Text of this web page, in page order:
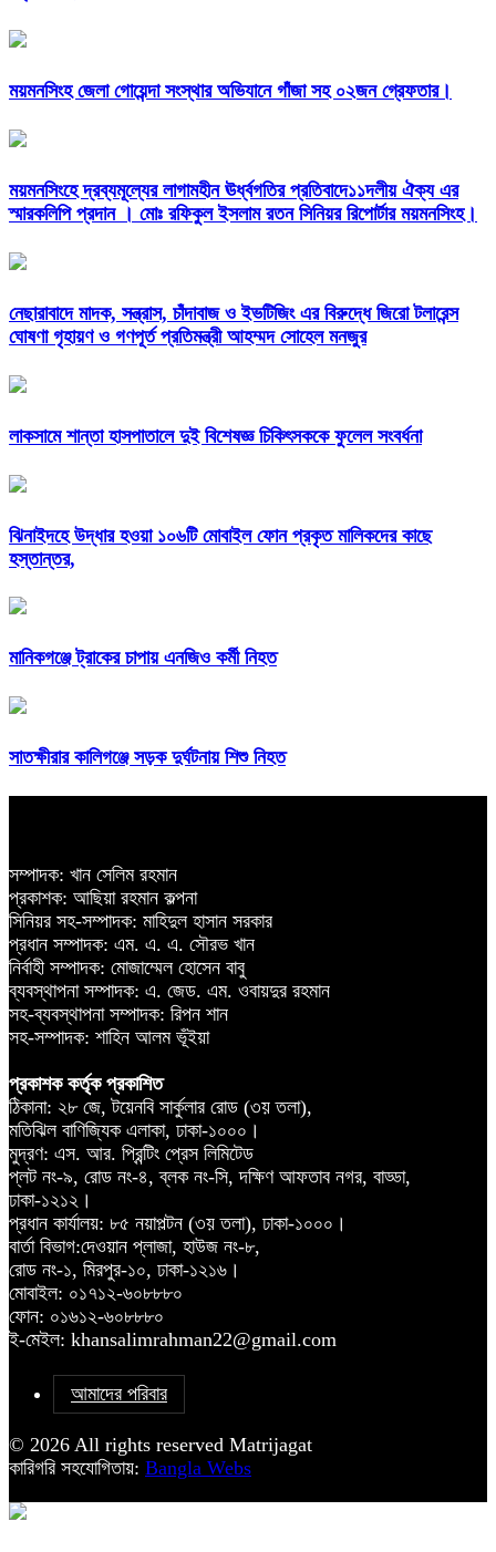
ময়মনসিংহ জেলা গোয়েন্দা সংস্থার অভিযানে গাঁজা সহ ০২জন গ্রেফতার।
ময়মনসিংহে দ্রব্যমূল্যের লাগামহীন ঊর্ধ্বগতির প্রতিবাদে১১দলীয় ঐক্য এর
স্মারকলিপি প্রদান । মোঃ রফিকুল ইসলাম রতন সিনিয়র রিপোর্টার ময়মনসিংহ।
নেছারাবাদে মাদক, সন্ত্রাস, চাঁদাবাজ ও ইভটিজিং এর বিরুদ্ধে জিরো টলারেন্স
ঘোষণা গৃহায়ণ ও গণপূর্ত প্রতিমন্ত্রী আহম্মদ সোহেল মনজুর
লাকসামে শান্তা হাসপাতালে দুই বিশেষজ্ঞ চিকিৎসককে ফুলেল সংবর্ধনা
ঝিনাইদহে উদ্ধার হওয়া ১০৬টি মোবাইল ফোন প্রকৃত মালিকদের কাছে
হস্তান্তর,
মানিকগঞ্জে ট্রাকের চাপায় এনজিও কর্মী নিহত
সাতক্ষীরার কালিগঞ্জে সড়ক দুর্ঘটনায় শিশু নিহত
সম্পাদক: খান সেলিম রহমান
প্রকাশক: আছিয়া রহমান কল্পনা
সিনিয়র সহ-সম্পাদক: মাহিদুল হাসান সরকার
প্রধান সম্পাদক: এম. এ. এ. সৌরভ খান
নির্বাহী সম্পাদক: মোজাম্মেল হোসেন বাবু
ব্যবস্থাপনা সম্পাদক: এ. জেড. এম. ওবায়দুর রহমান
সহ-ব্যবস্থাপনা সম্পাদক: রিপন শান
সহ-সম্পাদক: শাহিন আলম ভূঁইয়া
প্রকাশক কর্তৃক প্রকাশিত
ঠিকানা: ২৮ জে, টয়েনবি সার্কুলার রোড (৩য় তলা),
মতিঝিল বাণিজ্যিক এলাকা, ঢাকা-১০০০।
মুদ্রণ: এস. আর. প্রিন্টিং প্রেস লিমিটেড
প্লট নং-৯, রোড নং-৪, ব্লক নং-সি, দক্ষিণ আফতাব নগর, বাড্ডা,
ঢাকা-১২১২।
প্রধান কার্যালয়: ৮৫ নয়াপল্টন (৩য় তলা), ঢাকা-১০০০।
বার্তা বিভাগ:দেওয়ান প্লাজা, হাউজ নং-৮,
রোড নং-১, মিরপুর-১০, ঢাকা-১২১৬।
মোবাইল: ০১৭১২-৬০৮৮৮০
ফোন: ০১৬১২-৬০৮৮৮০
ই-মেইল: khansalimrahman22@gmail.com
আমাদের পরিবার
© 2026 All rights reserved Matrijagat
কারিগরি সহযোগিতায়: Bangla Webs